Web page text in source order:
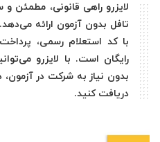
لایزرو راهی قانونی، مطمئن
تافل بدون آزمون ارائه
با کد استعلام رسمی،
رایگان است. با لایزرو
بدون نیاز به شرکت در
دریافت کنید.